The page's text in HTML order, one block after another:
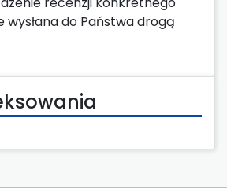
wysłana do Państwa drogą